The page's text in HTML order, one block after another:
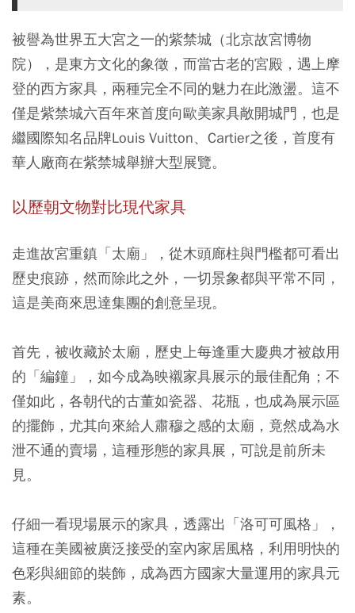
被譽為世界五大宮之一的紫禁城（北京故宮博物
院），是東方文化的象徵，而當古老的宮殿，遇上摩
登的西方家具，兩種完全不同的魅力在此激盪。這不
僅是紫禁城六百年來首度向歐美家具敞開城門，也是
繼國際知名品牌Louis Vuitton、Cartier之後，首度有
華人廠商在紫禁城舉辦大型展覽。
以歷朝文物對比現代家具
走進故宮重鎮「太廟」，從木頭廊柱與門檻都可看出
歷史痕跡，然而除此之外，一切景象都與平常不同，
這是美商來思達集團的創意呈現。
首先，被收藏於太廟，歷史上每逢重大慶典才被啟用
的「編鐘」，如今成為映襯家具展示的最佳配角；不
僅如此，各朝代的古董如瓷器、花瓶，也成為展示區
的擺飾，尤其向來給人肅穆之感的太廟，竟然成為水
泄不通的賣場，這種形態的家具展，可說是前所未
見。
仔細一看現場展示的家具，透露出「洛可可風格」，
這種在美國被廣泛接受的室內家居風格，利用明快的
色彩與細節的裝飾，成為西方國家大量運用的家具元
素。